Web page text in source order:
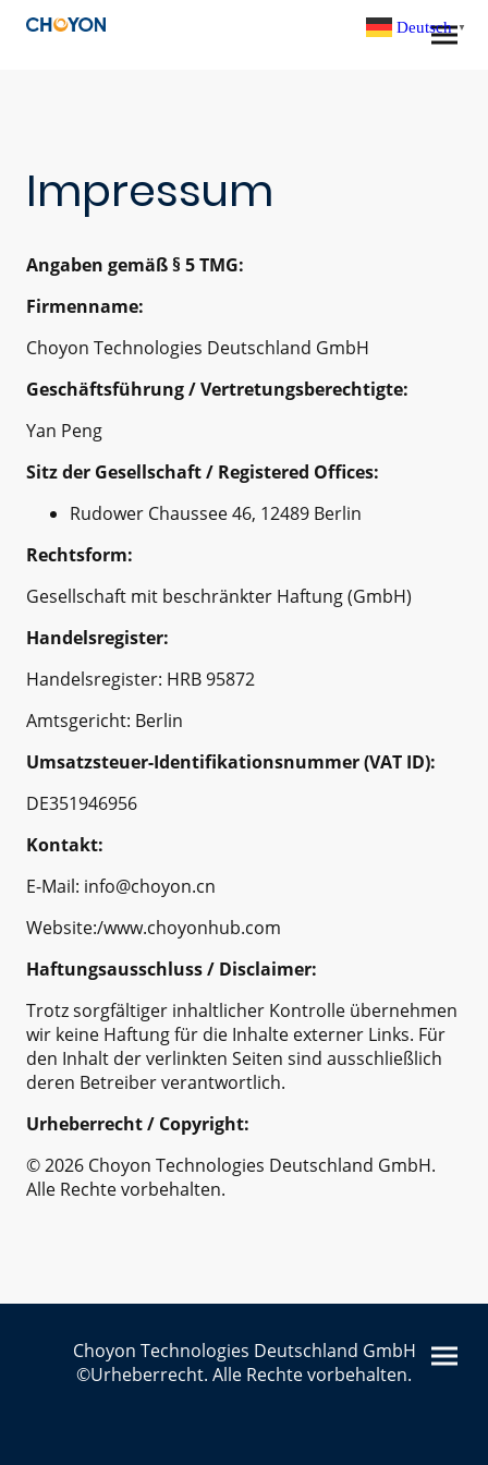
Impressum
Angaben gemäß § 5 TMG:
Firmenname:
Choyon Technologies Deutschland GmbH
Geschäftsführung / Vertretungsberechtigte:
Yan Peng
Sitz der Gesellschaft / Registered Offices:
Rudower Chaussee 46, 12489 Berlin
Rechtsform:
Gesellschaft mit beschränkter Haftung (GmbH)
Handelsregister:
Handelsregister: HRB 95872
Amtsgericht: Berlin
Umsatzsteuer-Identifikationsnummer (VAT ID):
DE351946956
Kontakt:
E-Mail: info@choyon.cn
Website:/www.choyonhub.com
Haftungsausschluss / Disclaimer:
Trotz sorgfältiger inhaltlicher Kontrolle übernehmen
wir keine Haftung für die Inhalte externer Links. Für
den Inhalt der verlinkten Seiten sind ausschließlich
deren Betreiber verantwortlich.
Urheberrecht / Copyright:
© 2026 Choyon Technologies Deutschland GmbH.
Alle Rechte vorbehalten.
Choyon Technologies Deutschland GmbH
©Urheberrecht. Alle Rechte vorbehalten.
Deutsch ▼